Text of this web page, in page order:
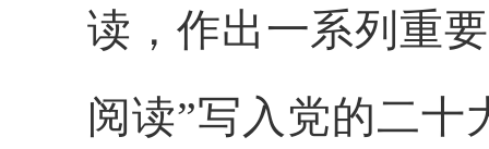
读，作出一系列重
阅读”写入党的二十